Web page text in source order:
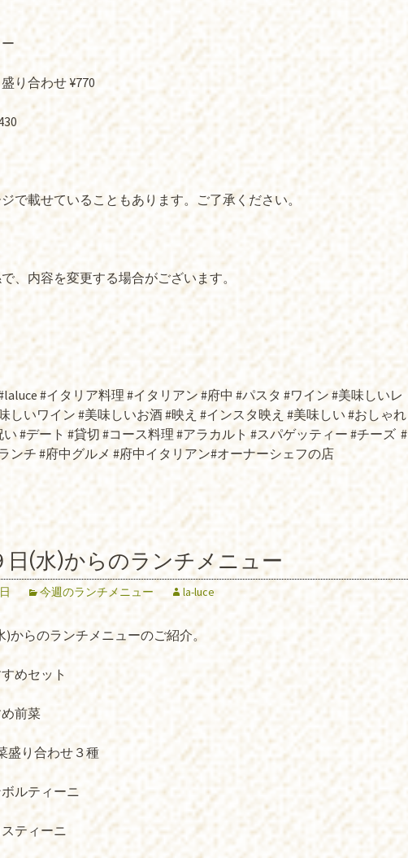
り合わせ ¥770
で載せていることもあります。ご了承ください。
、内容を変更する場合がございます。
#イタリア料理 #イタリアン #府中 #パスタ #ワイン #美味しいレ
しいワイン #美味しいお酒 #映え #インスタ映え #美味しい #おしゃれ
#デート #貸切 #コース料理 #アラカルト #スパゲッティー #チーズ #
ンチ #府中グルメ #府中イタリアン#オーナーシェフの店
日(水)からのランチメニュー
今週のランチメニュー la-luce
)からのランチメニューのご紹介。
めセット
前菜
盛り合わせ３種
ルティーニ
ティーニ